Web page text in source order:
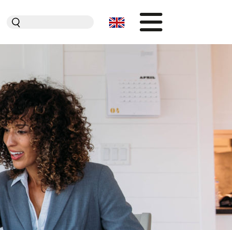
Zoeken
Dit is Jeugdplatform Amsterdam
De adviesgroep
Teamleden
Contact